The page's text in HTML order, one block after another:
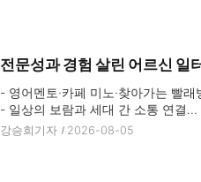
전문성과 경험 살린 어르신 일
- 영어멘토·카페 미노·찾아가는 빨
- 일상의 보람과 세대 간 소통 연결
강승희기자 2026-08-05